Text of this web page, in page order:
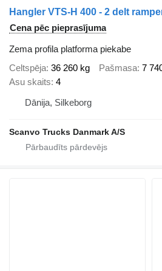
Hangler VTS-H 400 - 2 delt
Cena pēc pieprasījuma
Zema profila platforma piekabe
Celtspēja 36 260 kg Pašmasa 7
Asu skaits 4
Dānija, Silkeborg
Scanvo Trucks Danmark A/S